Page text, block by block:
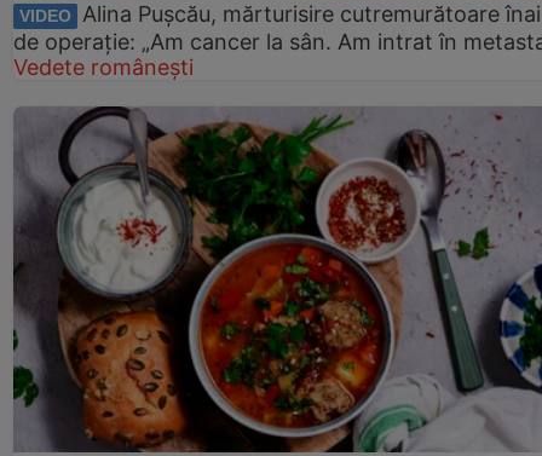
VIDEO
Alina Pușcău, mărturisire cutremurătoare
de operație: „Am cancer la sân. Am intrat în
Vedete românești